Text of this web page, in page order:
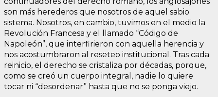
son más herederos que nosotros de aquel sabio
sistema. Nosotros, en cambio, tuvimos en el medio la
Revolución Francesa y el llamado “Código de
Napoleón”, que interfirieron con aquella herencia y
nos acostumbraron al reseteo institucional. Tras cada
reinicio, el derecho se cristaliza por décadas, porque,
como se creó un cuerpo integral, nadie lo quiere
tocar ni “desordenar” hasta que no se ponga viejo.